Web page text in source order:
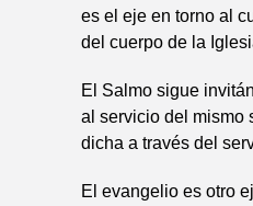
es el eje en torno al
del cuerpo de la
El Salmo sigue
al servicio del mismo
dicha a través del
El evangelio es otro